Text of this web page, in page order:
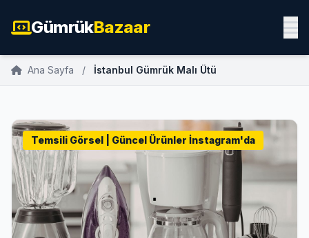
GümrükBazaar
Ana Sayfa / İstanbul Gümrük Malı Ütü
Temsili Görsel | Güncel Ürünler İnstagram'da